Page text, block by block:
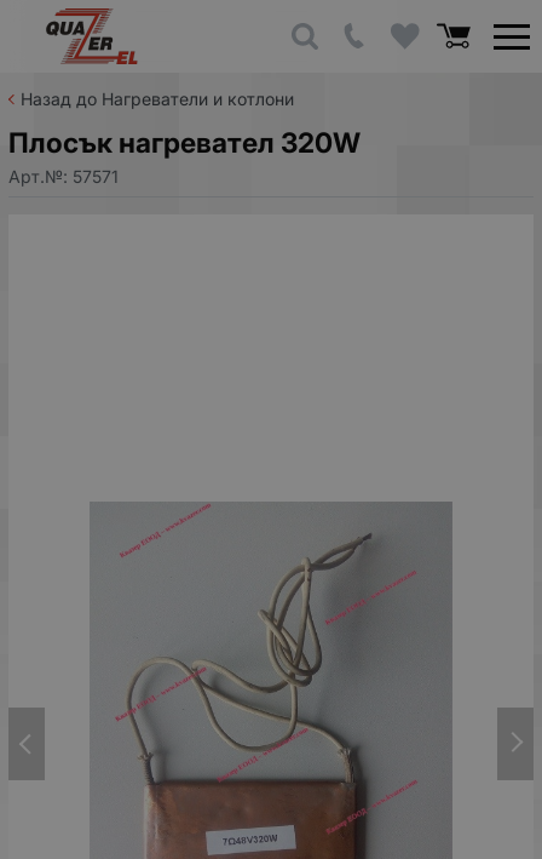
Назад до Нагреватели и котлони
Плосък нагревател 320W
Арт.№: 57571